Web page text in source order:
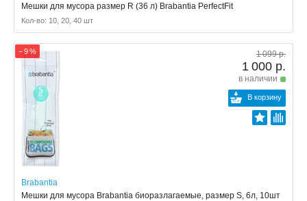
Мешки для мусора размер R (36 л) Brabantia PerfectFit
Кол-во: 10, 20, 40 шт
− 9 % 1 099 р.
1 000 р.
в наличии
В корзину
Brabantia
Мешки для мусора Brabantia биоразлагаемые, размер S, 6л, 10шт